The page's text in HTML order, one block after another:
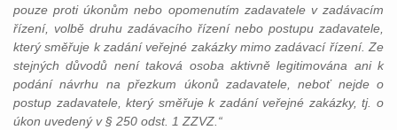
pouze proti úkonům nebo opomenutím zadavatele v zadávacím
řízení, volbě druhu zadávacího řízení nebo postupu zadavatele,
který směřuje k zadání veřejné zakázky mimo zadávací řízení. Ze
stejných důvodů není taková osoba aktivně legitimována ani k
podání návrhu na přezkum úkonů zadavatele, neboť nejde o
postup zadavatele, který směřuje k zadání veřejné zakázky, tj. o
úkon uvedený v § 250 odst. 1 ZZVZ.“